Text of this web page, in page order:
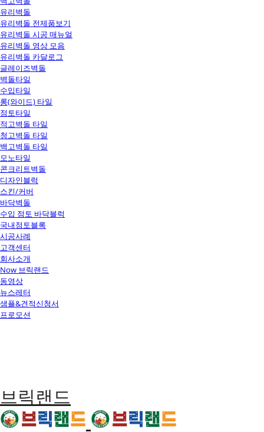
유리벽돌
유리벽돌 전제품보기
유리벽돌 시공 매뉴얼
유리벽돌 영상 모음
유리벽돌 카달로그
글레이즈벽돌
벽돌타일
수입타일
롱(와이드) 타일
점토타일
적고벽돌 타일
청고벽돌 타일
백고벽돌 타일
모노타일
콘크리트벽돌
디자인블럭
스킨/커버
바닥벽돌
수입 점토 바닥블럭
국내점토블록
시공사례
고객센터
회사소개
Now 브릭랜드
동영상
뉴스레터
샘플&견적신청서
프로모션
브릭랜드